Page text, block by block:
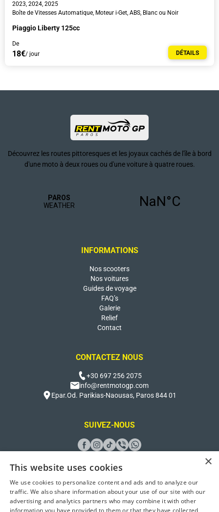
2023, 2024, 2025
Boîte de Vitesses Automatique, Moteur i-Get, ABS, Blanc ou Noir
Piaggio Liberty 125cc
De
18€/ jour DÉTAILS
Découvrez les routes pittoresques et les joyaux cachés de l'île à bord
d'une moto à deux roues ou d'une voiture à quatre roues.
INFORMATIONS
Nos scooters
Nos voitures
Guides de voyage
FAQ’s
Galerie
Relief
Contact
CONTACTEZ NOUS
+30 697 256 2075
info@rentmotogp.com
Epar.Od. Parikias-Naousas, Paros 844 01
SUIVEZ-NOUS
Conçu et développé par Better Host
2026 Rent Moto GP Paros. Tous droits réservés
×
This website uses cookies
We use cookies to personalize content and ads and to analyze our
traffic. We also share information about your use of our site with our
advertising and analytics partners who may combine it with other
information you have provided to them or that they have collected